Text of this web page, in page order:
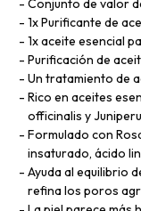
1x Purificante de
1x aceite esencial
Purificación de
Un tratamiento de
Rico en aceites
officinalis y
Formulado con
insaturado, ácido
Ayuda al equilibrio
refina los poros